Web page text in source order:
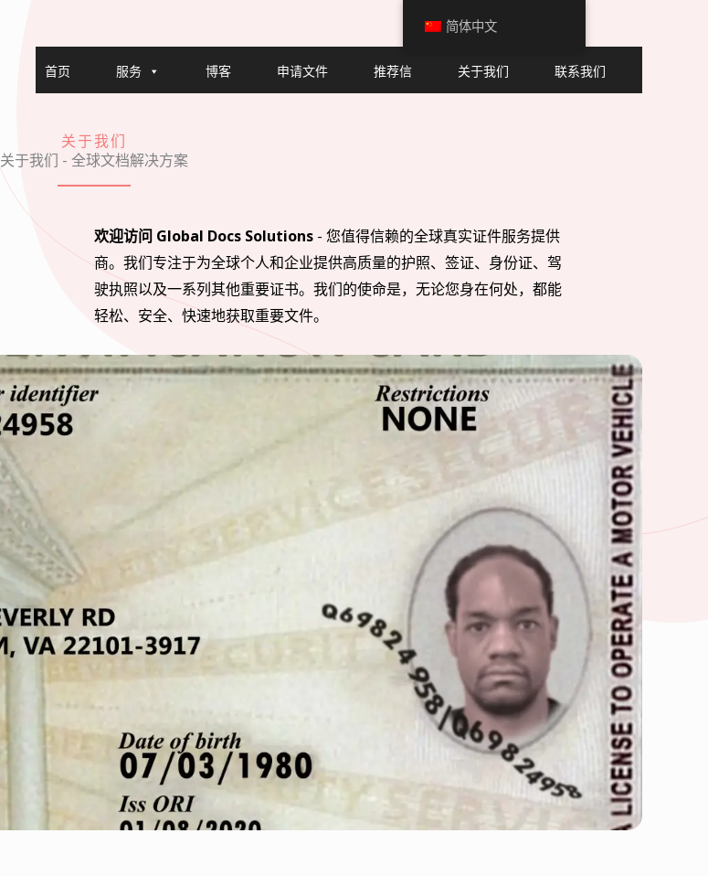
首页 服务 博客 申请文件 推荐信 关于我们 联系我们
关于我们
关于我们 - 全球文档解决方案
欢迎访问 Global Docs Solutions - 您值得信赖的全球真实证件服务提供
商。我们专注于为全球个人和企业提供高质量的护照、签证、身份证、驾
驶执照以及一系列其他重要证书。我们的使命是，无论您身在何处，都能
轻松、安全、快速地获取重要文件。
简体中文